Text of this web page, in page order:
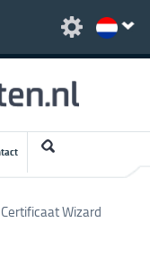
Certificaat Wizard